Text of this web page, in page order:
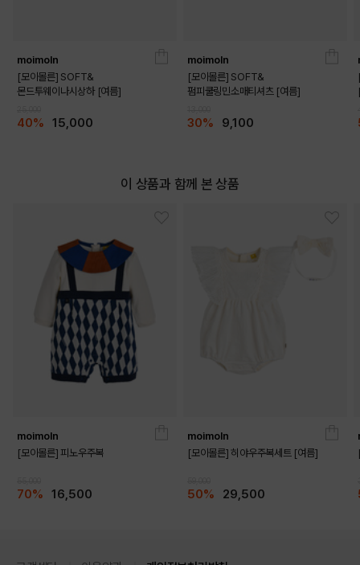
COLOR
MINT
moimoln
[모이몰른] SOFT&
몬드투웨이나시상하 [여름]
40% 15,000
moimoln
[모이몰른] SOFT&
펌피쿨링민소매티셔츠 [여름]
30% 9,100
이 상품과 함께 본 상품
moimoln
[모이몰른] 피노우주복
70% 16,500
moimoln
[모이몰른] 히야우주복세트 [여름]
50% 29,500